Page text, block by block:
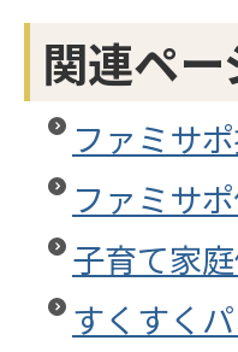
関連ペー
ファミサ
ファミサ
子育て家
すくすく